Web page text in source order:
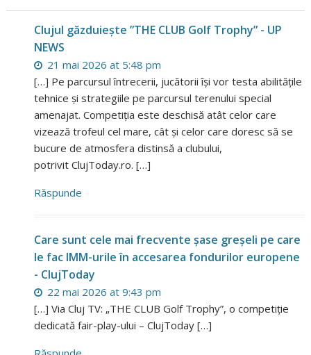
Clujul găzduiește ”THE CLUB Golf Trophy” - UP
NEWS
21 mai 2026 at 5:48 pm
[…] Pe parcursul întrecerii, jucătorii își vor testa abilitățile
tehnice și strategiile pe parcursul terenului special
amenajat. Competiția este deschisă atât celor care
vizează trofeul cel mare, cât și celor care doresc să se
bucure de atmosfera distinsă a clubului,
potrivit ClujToday.ro. […]
Răspunde
Care sunt cele mai frecvente șase greșeli pe care
le fac IMM-urile în accesarea fondurilor europene
- ClujToday
22 mai 2026 at 9:43 pm
[…] Via Cluj TV: „THE CLUB Golf Trophy”, o competiție
dedicată fair-play-ului – ClujToday […]